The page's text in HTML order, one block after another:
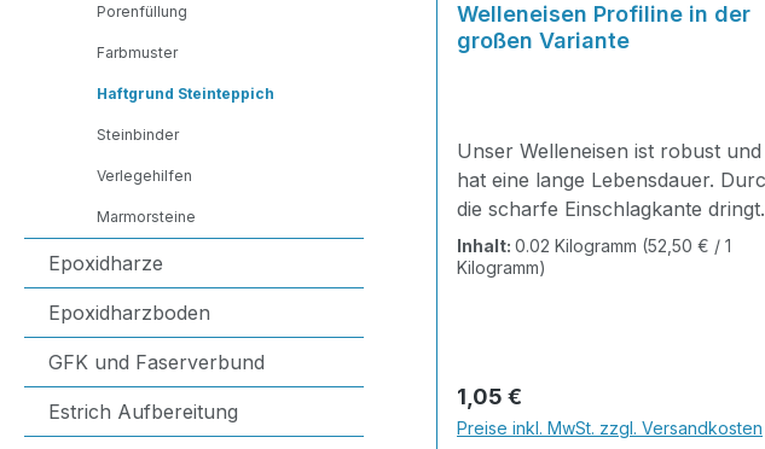
Porenfüllung
Farbmuster
Haftgrund Steinteppich
Steinbinder
Verlegehilfen
Marmorsteine
Epoxidharze
Epoxidharzboden
GFK und Faserverbund
Estrich Aufbereitung
Welleneisen Profiline in der
großen Variante
Unser Welleneisen ist robust und
hat eine lange Lebensdauer.
die scharfe Einschlagkante dringt
sie perfekt in Holz oder andere
Materialien ein.Sehr gut geeignet
Technische Daten Höhe: 25mm
Länge: 250mmMaterial: Stahl
Inhalt: 0.02 Kilogramm (52,50 € / 1
Kilogramm)
Regulärer Preis:
1,05 €
Preise inkl. MwSt. zzgl. Versandkosten